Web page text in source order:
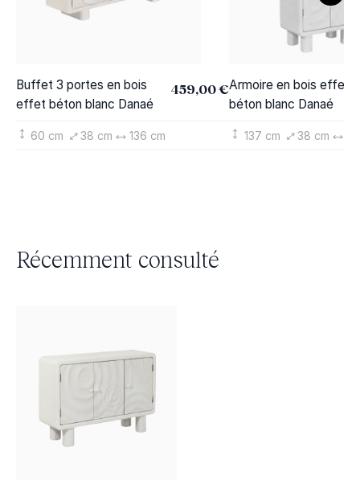
Buffet 3 portes en bois
effet béton blanc Danaé
459,00 €
60 cm 38 cm 136 cm
Armoire en bois effet
béton blanc Danaé
137 cm 38 cm
Récemment consulté